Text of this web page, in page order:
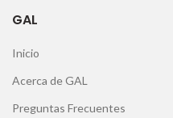
GAL
Inicio
Acerca de GAL
Preguntas Frecuentes